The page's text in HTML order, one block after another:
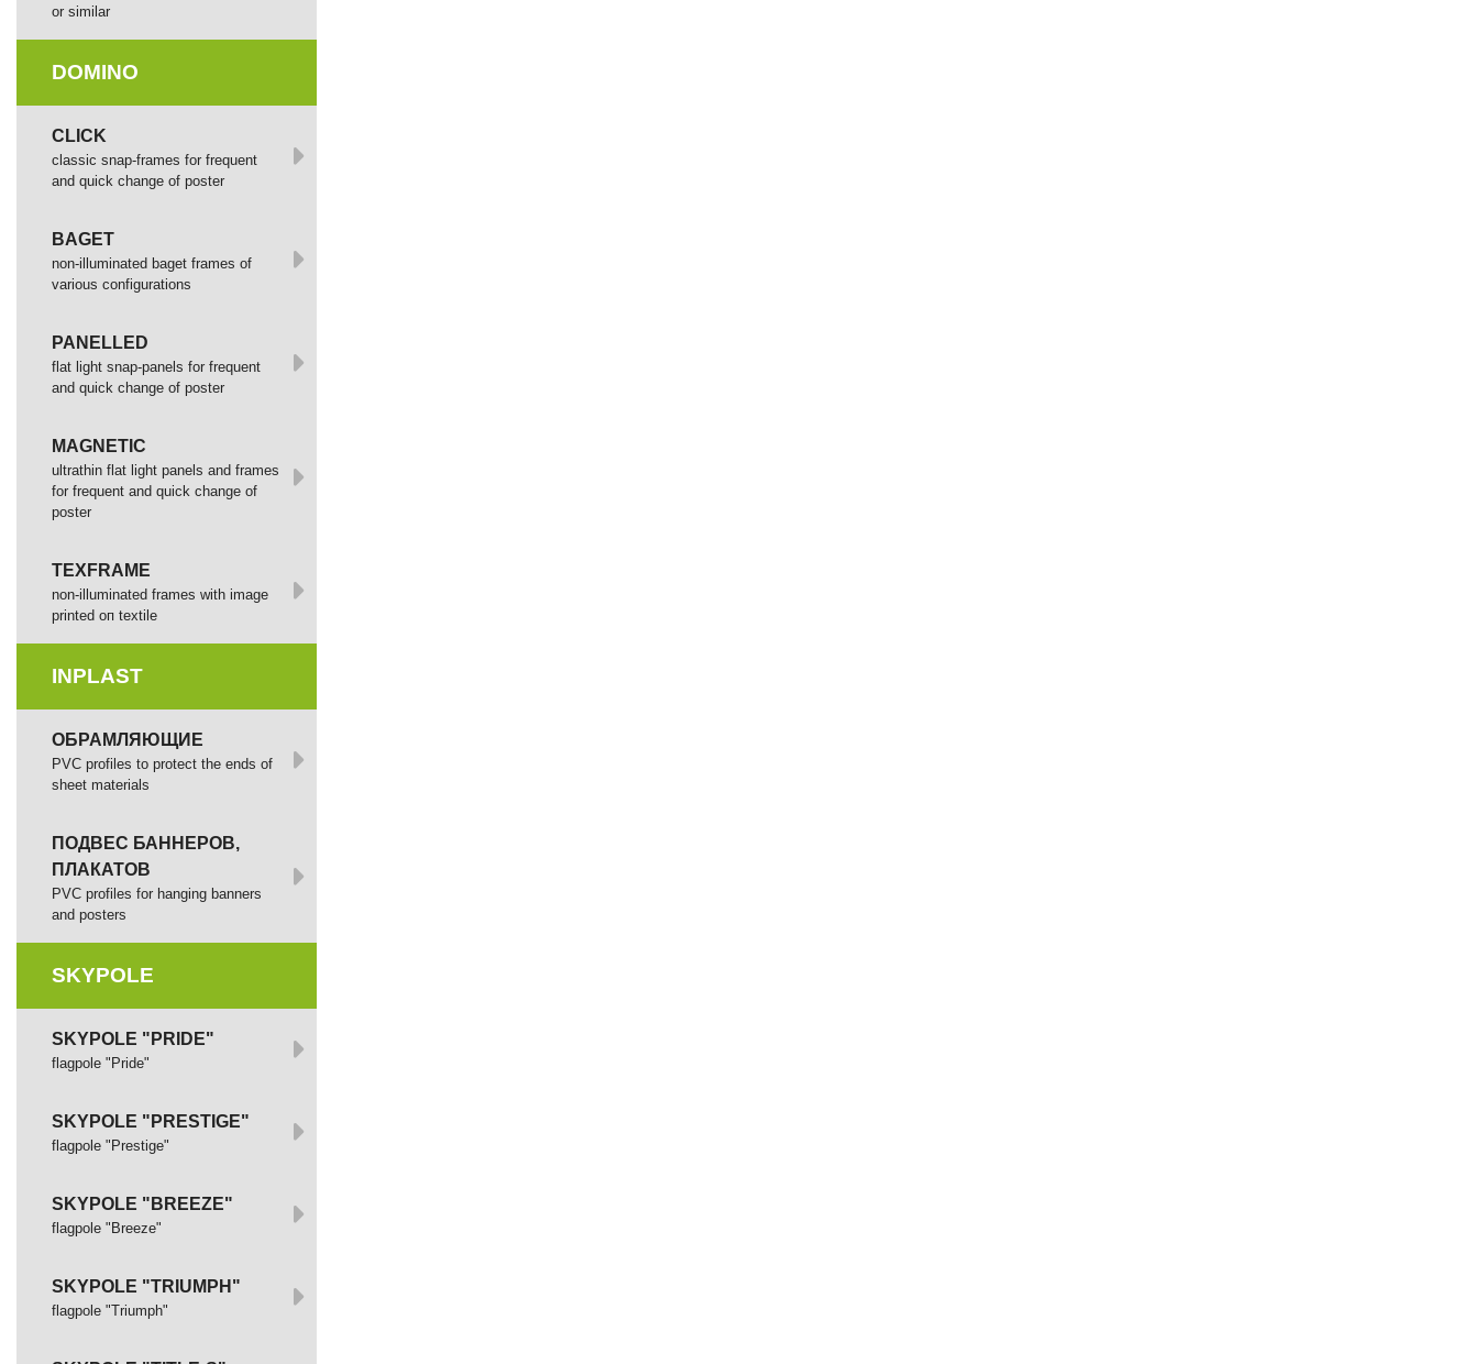
or similar
DOMINO
СLICK
сlassic snap-frames for frequent
and quick change of poster
BAGET
non-illuminated baget frames of
various configurations
PANELLED
flat light snap-panels for frequent
and quick change of poster
MAGNETIC
ultrathin flat light panels and frames
for frequent and quick change of
poster
TEXFRAME
non-illuminated frames with image
printed оп textile
INPLAST
ОБРАМЛЯЮЩИЕ
PVC profiles to protect the ends of
sheet materials
ПОДВЕС БАННЕРОВ,
ПЛАКАТОВ
PVC profiles for hanging banners
and posters
SKYPOLE
SKYPOLE "PRIDE"
flagpole "Pride"
SKYPOLE "PRESTIGE"
flagpole "Prestige"
SKYPOLE "BREEZE"
flagpole "Breeze"
SKYPOLE "TRIUMPH"
flagpole "Triumph"